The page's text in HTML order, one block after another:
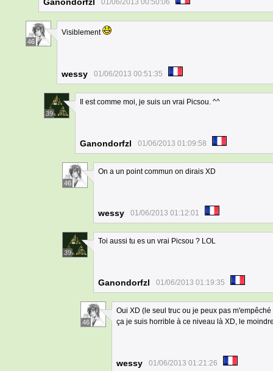
01/06/2013 00:50:06
46
Visiblement
wessy 01/06/2013 00:51:35
39
Il est comme moi, je suis un vrai Picsou. ^^
Ganondorfzl 01/06/2013 01:09:58
46
On a un point commun on dirais XD
wessy 01/06/2013 01:12:01
39
Toi aussi tu es un vrai Picsou ? LOL
Ganondorfzl 01/06/2013 01:19:35
46
Oui XD (le seul truc ou je peux pas
ça je suis horrible à ce niveau là XD, le
wessy 01/06/2013 01:21:26